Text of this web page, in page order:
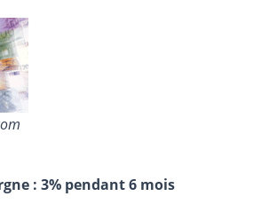
: 3% pendant 6 mois